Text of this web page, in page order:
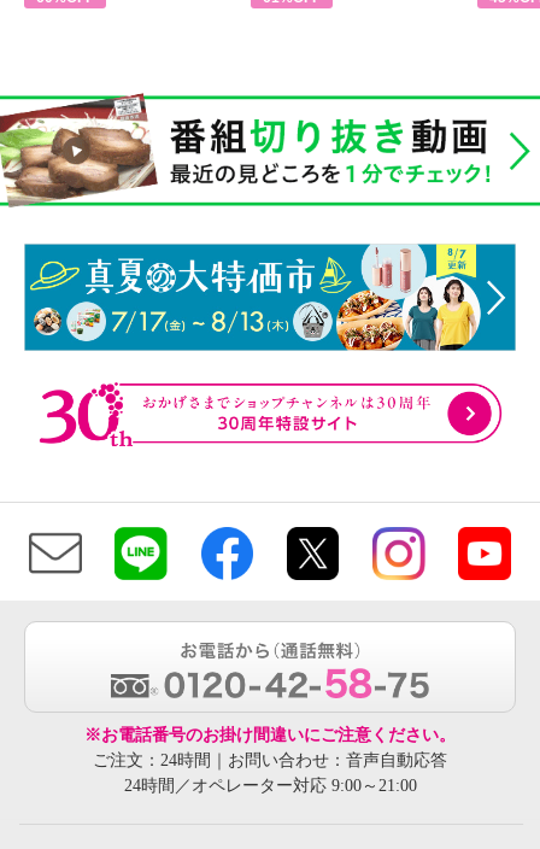
※お電話番号のお掛け間違いにご注意ください。
ご注文：24時間｜お問い合わせ：音声自動応答
24時間／オペレーター対応 9:00～21:00